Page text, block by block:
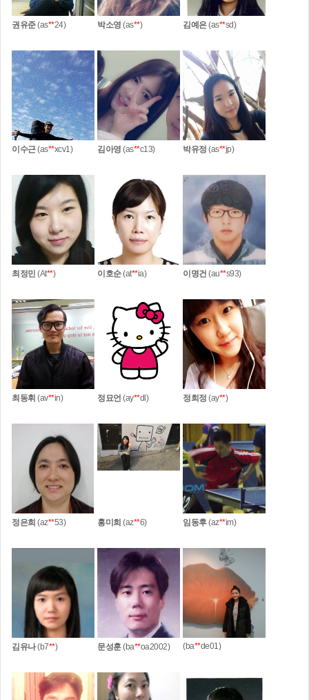
권유준(as**24) 박소영 (as**) 김예은(as**sd)
이수근(as**xcv1) 김아영 (as**c13) 박유정 (as**jp)
최정민 (At**) 이호순(at**ia) 이명건 (au**s93)
최동휘 (av**in) 정묘언 (ay**dl) 정희정 (ay**)
정은희 (az**53) 홍미희 (az**6) 임동후(az**im)
김유나(b7**) 문성훈(ba**oa2002) (ba**de01)